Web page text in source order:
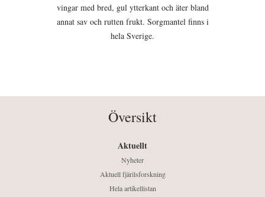
vingar med bred, gul ytterkant och äter bland
annat sav och rutten frukt. Sorgmantel finns i
hela Sverige.
Översikt
Aktuellt
Nyheter
Aktuell fjärilsforskning
Hela artikellistan